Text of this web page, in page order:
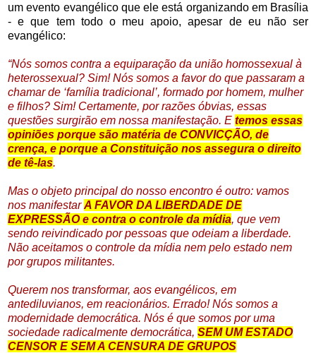
um evento evangélico que ele está organizando em Brasília
- e que tem todo o meu apoio, apesar de eu não ser
evangélico:
“Nós somos contra a equiparação da união homossexual à
heterossexual? Sim!Nós somos a favor do que passaram a
chamar de ‘família tradicional’, formado por homem, mulher
e filhos? Sim! Certamente, por razões óbvias, essas
questões surgirão em nossa manifestação. E temos essas
opiniões porque são matéria de CONVICÇÃO, de
crença, e porque a Constituição nos assegura o direito
de tê-las.
Mas o objeto principal do nosso encontro é outro: vamos
nos manifestarA FAVOR DA LIBERDADE DE
EXPRESSÃO e contra o controle da mídia, que vem
sendo reivindicado por pessoas que odeiam a liberdade.
Não aceitamos o controle da mídia nem pelo estado nem
por grupos militantes.
Querem nos transformar, aos evangélicos, em
antediluvianos, em reacionários. Errado! Nós somos a
modernidade democrática. Nós é que somos por uma
sociedade radicalmente democrática, SEM UM ESTADO
CENSOR E SEM A CENSURA DE GRUPOS